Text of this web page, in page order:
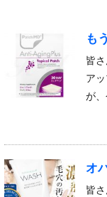
も
皆
ア
が
オ
皆